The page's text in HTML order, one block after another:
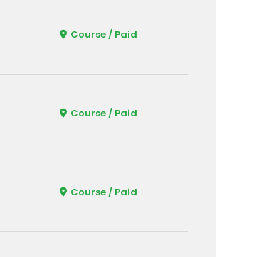
Course / Paid
Course / Paid
Course / Paid